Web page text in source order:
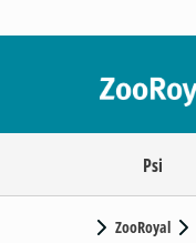
Psi
ZooRoyal